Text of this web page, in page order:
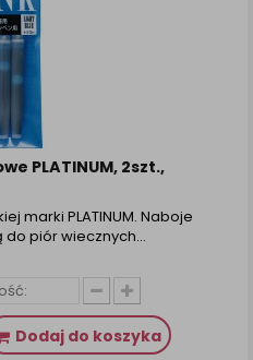
PLATINUM, 2szt.,
marki PLATINUM. Naboje
piór wiecznych…
Dodaj do koszyka